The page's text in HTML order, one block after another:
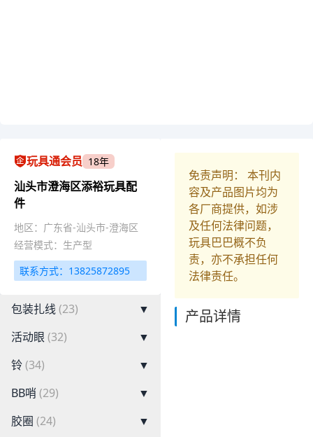
玩具通会员 18年
汕头市澄海区添裕玩具配
件
地区：广东省-汕头市-澄海区
经营模式：生产型
联系方式：13825872895
包装扎线(23)
▼
活动眼 (32)
▼
铃(34)
▼
BB哨 (29)
▼
胶圈 (24)
▼
免责声明： 本刊内
容及产品图片均为
各厂商提供，如涉
及任何法律问题，
玩具巴巴概不负
责，亦不承担任何
法律责任。
产品详情